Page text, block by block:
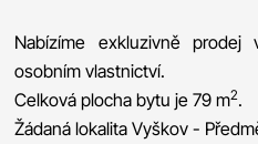
Nabízíme exkluzivně
osobním vlastnictví.
Celková plocha bytu je 79 m2.
Žádaná lokalita Vyškov -